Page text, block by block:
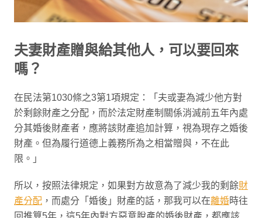
夫妻財產贈與給其他人，可以要回來
嗎？
在民法第1030條之3第1項規定：「夫或妻為減少他方對
於剩餘財產之分配，而於法定財產制關係消滅前五年內處
分其婚後財產者，應將該財產追加計算，視為現存之婚後
財產。但為履行道德上義務所為之相當贈與，不在此
限。」
所以，按照法律規定，如果對方故意為了減少我的剩餘財
產分配 ，而處分「婚後」財產的話，那我可以在離婚時往
回推算5年，這5年內對方惡意脫產的婚後財產，都應該